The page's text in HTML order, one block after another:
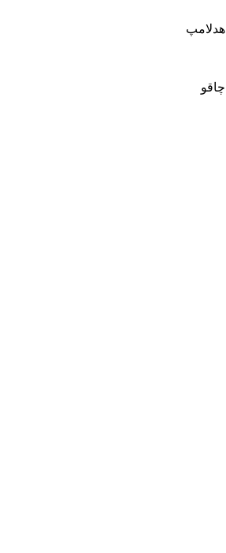
هدلامپ
چاقو